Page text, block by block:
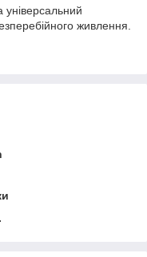
універсальний
живлення.